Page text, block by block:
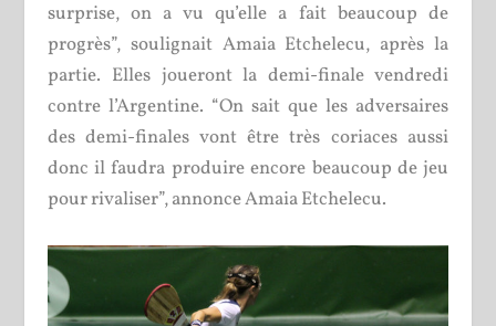
surprise, on a vu qu’elle a fait beaucoup de
progrès”, soulignait Amaia Etchelecu, après la
partie. Elles joueront la demi-finale vendredi
contre l’Argentine. “On sait que les adversaires
des demi-finales vont être très coriaces aussi
donc il faudra produire encore beaucoup de jeu
pour rivaliser”, annonce Amaia Etchelecu.